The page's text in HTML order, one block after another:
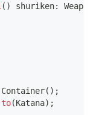
( ) shuriken:
Container( ) ;
to(Katana) ;